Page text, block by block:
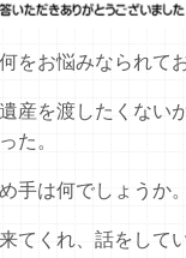
をお悩みなられて
産を渡したくない
た。
手は何でしょうか。
てくれ、話をして